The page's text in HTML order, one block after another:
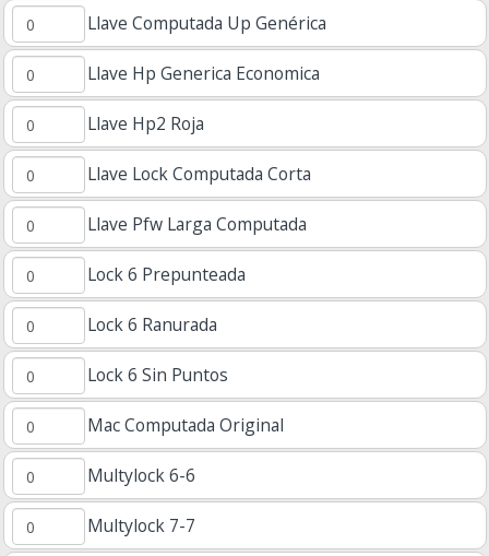
Llave Computada Up Genérica
Llave Hp Generica Economica
Llave Hp2 Roja
Llave Lock Computada Corta
Llave Pfw Larga Computada
Lock 6 Prepunteada
Lock 6 Ranurada
Lock 6 Sin Puntos
Mac Computada Original
Multylock 6-6
Multylock 7-7